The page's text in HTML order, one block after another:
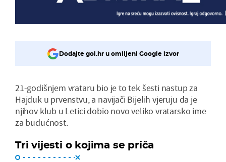
Dodajte gol.hr u omiljeni Google izvor
21-godišnjem vrataru bio je to tek šesti nastup za
Hajduk u prvenstvu, a navijači Bijelih vjeruju da je
njihov klub u Letici dobio novo veliko vratarsko ime
za budućnost.
Tri vijesti o kojima se priča